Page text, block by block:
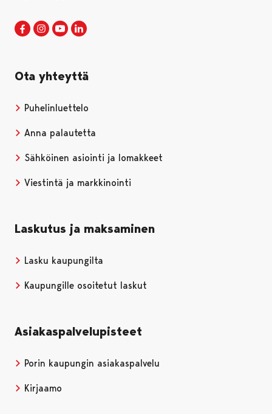
Porin kaupunki Facebookissa
Avautuu uudessa välilehdessä
Porin kaupunki Instagramissa
Avautuu uudessa välilehdessä
Porin kaupunki Youtubessa
Avautuu uudessa välilehdessä
Ota yhteyttä
Puhelinluettelo
Anna palautetta
Sähköinen asiointi ja lomakkeet
Viestintä ja markkinointi
Laskutus ja maksaminen
Lasku kaupungilta
Kaupungille osoitetut laskut
Asiakaspalvelupisteet
Porin kaupungin asiakaspalvelu
Kirjaamo